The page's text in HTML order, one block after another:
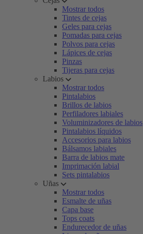
Mostrar todos
Tintes de cejas
Geles para cejas
Pomadas para cejas
Polvos para cejas
Lápices de cejas
Pinzas
Tijeras para cejas
Labios
Mostrar todos
Pintalabios
Brillos de labios
Perfiladores labiales
Voluminizadores de labios
Pintalabios líquidos
Accesorios para labios
Bálsamos labiales
Barra de labios mate
Imprimación labial
Sets pintalabios
Uñas
Mostrar todos
Esmalte de uñas
Capa base
Tops coats
Endurecedor de uñas